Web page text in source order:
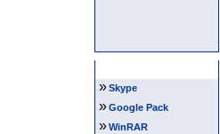
»Skype
»Google Pack
»WinRAR